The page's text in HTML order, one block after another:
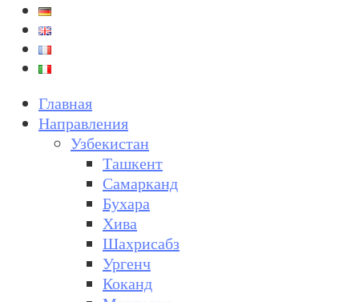
Главная
Направления
Узбекистан
Ташкент
Самарканд
Бухара
Хива
Шахрисабз
Ургенч
Коканд